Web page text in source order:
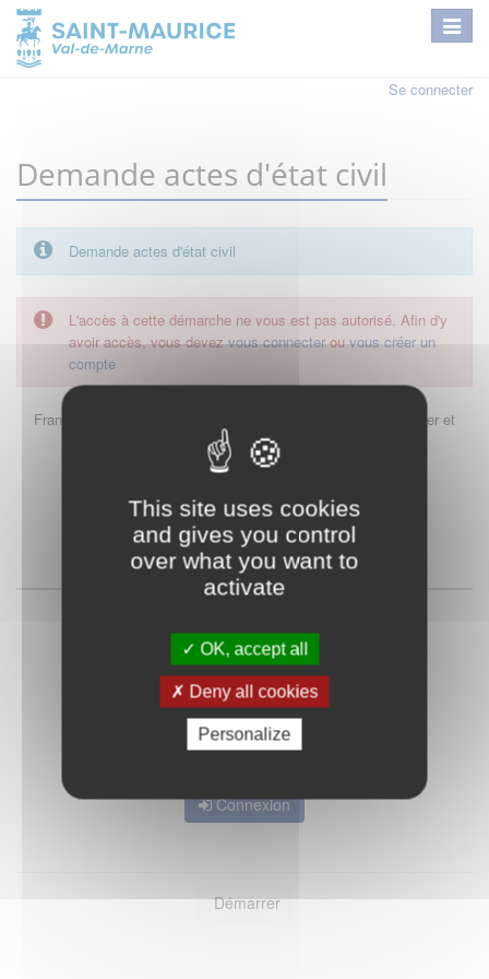
This site uses cookies
and gives you control
over what you want to
activate
OK, accept all
Deny all cookies
Personalize
Se connecter
Demande actes d'état civil
Demande actes d'état civil
L'accès à cette démarche ne vous est pas autorisé. Afin d'y
avoir accès, vous devezvous connecterouvous créer un
compte
FranceConnect est la solution proposée par l'Etat pour sécuriser et
simplifier la connexion à vos services en ligne.
Qu'est-ce que FranceConnect ?
ou
Connexion
Démarrer